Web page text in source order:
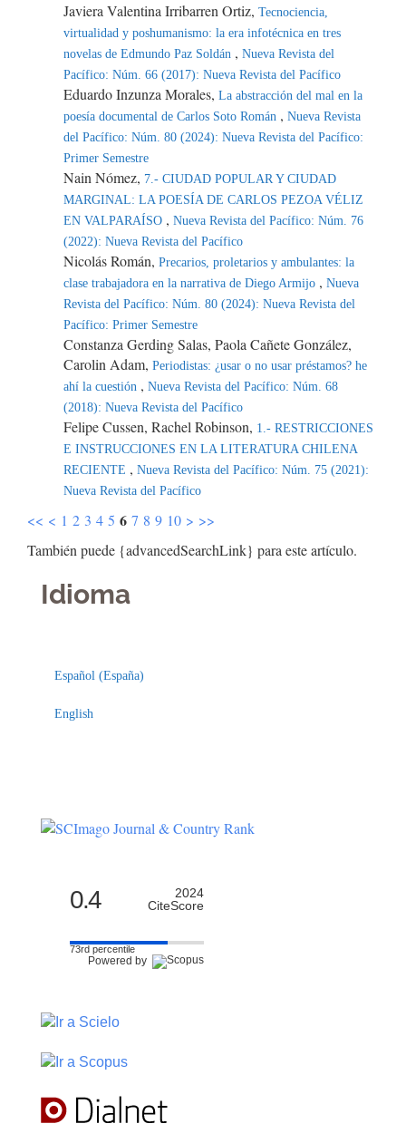
Javiera Valentina Irribarren Ortiz, Tecnociencia,
virtualidad y poshumanismo: la era infotécnica en tres
novelas de Edmundo Paz Soldán , Nueva Revista del
Pacífico: Núm. 66 (2017): Nueva Revista del Pacífico
Eduardo Inzunza Morales, La abstracción del mal en la
poesía documental de Carlos Soto Román , Nueva Revista
del Pacífico: Núm. 80 (2024): Nueva Revista del Pacífico:
Primer Semestre
Nain Nómez, 7.- CIUDAD POPULAR Y CIUDAD
MARGINAL: LA POESÍA DE CARLOS PEZOA VÉLIZ
EN VALPARAÍSO , Nueva Revista del Pacífico: Núm. 76
(2022): Nueva Revista del Pacífico
Nicolás Román, Precarios, proletarios y ambulantes: la
clase trabajadora en la narrativa de Diego Armijo , Nueva
Revista del Pacífico: Núm. 80 (2024): Nueva Revista del
Pacífico: Primer Semestre
Constanza Gerding Salas, Paola Cañete González,
Carolin Adam, Periodistas: ¿usar o no usar préstamos? he
ahí la cuestión , Nueva Revista del Pacífico: Núm. 68
(2018): Nueva Revista del Pacífico
Felipe Cussen, Rachel Robinson, 1.- RESTRICCIONES
E INSTRUCCIONES EN LA LITERATURA CHILENA
RECIENTE , Nueva Revista del Pacífico: Núm. 75 (2021):
Nueva Revista del Pacífico
<< < 1 2 3 4 5 6 7 8 9 10 > >>
También puede {advancedSearchLink} para este artículo.
Idioma
Español (España)
English
Indexaciones
0.4
2024
CiteScore
73rd percentile
Powered by
Licencia